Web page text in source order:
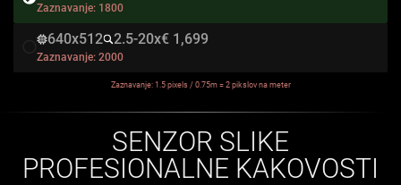
Zaznavanje: 1800
640x512 2.5-20x€ 1,699
Zaznavanje: 2000
Zaznavanje: 1.5 pixels / 0.75m = 2 pikslov na meter
SENZOR SLIKE
PROFESIONALNE KAKOVOSTI